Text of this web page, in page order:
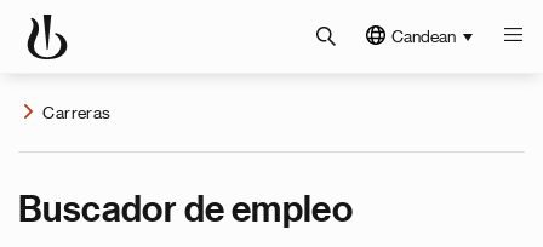
Candean
Carreras
Buscador de empleo